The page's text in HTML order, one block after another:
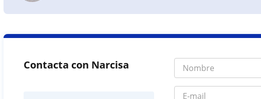
Contacta con Narcisa